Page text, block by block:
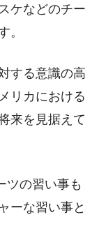
ケなどのチー
。
する意識の高
リカにおける
来を見据えて
ツの習い事も
ーな習い事と